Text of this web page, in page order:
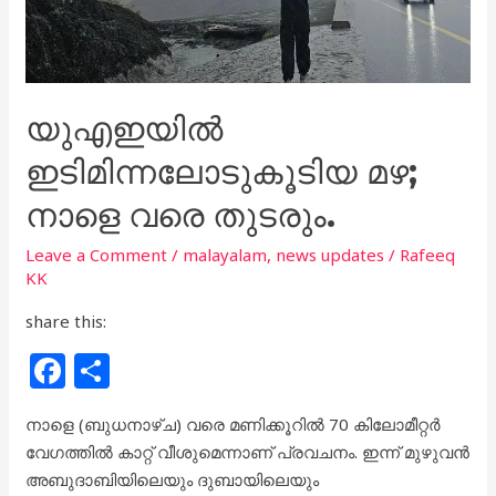
യുഎഇയിൽ
ഇടിമിന്നലോടുകൂടിയ മഴ;
നാളെ വരെ തുടരും.
Leave a Comment / malayalam, news updates / Rafeeq
KK
share this:
F
c
e
ar
e
നാളെ (ബുധനാഴ്‌ച) വരെ മണിക്കൂറിൽ 70 കിലോമീറ്റർ
വേഗത്തിൽ കാറ്റ് വീശുമെന്നാണ് പ്രവചനം. ഇന്ന് മുഴുവൻ
അബുദാബിയിലെയും ദുബായിലെയും